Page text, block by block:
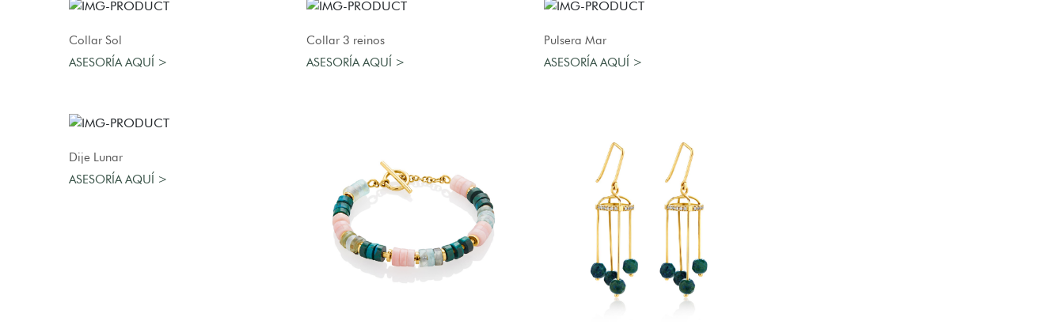
Collar Sol
ASESORÍA AQUÍ >
Collar 3 reinos
ASESORÍA AQUÍ >
Pulsera Mar
ASESORÍA AQUÍ >
Dije Lunar
ASESORÍA AQUÍ >